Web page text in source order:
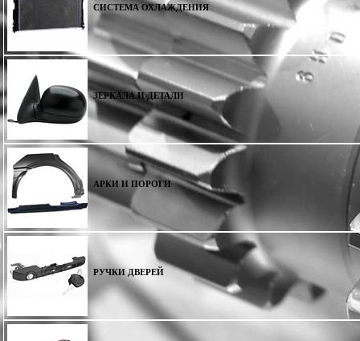
СИСТЕМА ОХЛАЖДЕНИЯ
ЗЕРКАЛА И ДЕТАЛИ
АРКИ И ПОРОГИ
РУЧКИ ДВЕРЕЙ